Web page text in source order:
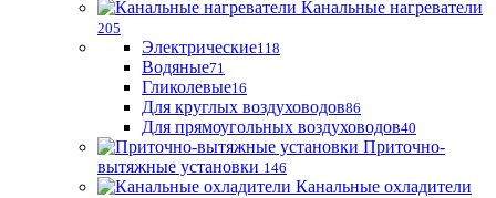
Канальные нагреватели
205
Электрические118
Водяные71
Гликолевые16
Для круглых воздуховодов86
Для прямоугольных воздуховодов40
Приточно-
вытяжные установки 146
Канальные охладители